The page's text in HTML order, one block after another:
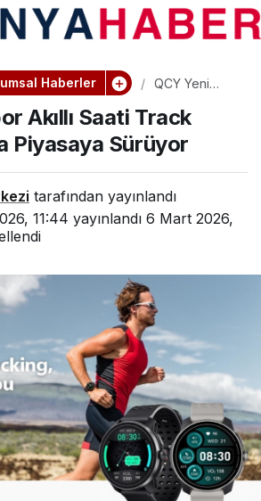
Haberler
QCY Yeni
Saati Track
S10’u Mart’ta
Piyasaya
Sürüyor
Akıllı Saati Track
Piyasaya Sürüyor
tarafından yayınlandı
11:44 yayınlandı 6 Mart 2026,